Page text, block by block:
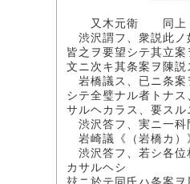
又木元衛 同上
渋沢謂フ、衆説此ノ
皆之ヲ要望シテ其立
文ニ次キ其条案ヲ陳
岩橋議ス、已ニ条案
シテ全璧ナル者トナ
サルヘカラス、要ス
渋沢答フ、実ニ一科
岩崎議《（岩橋カ）
渋沢答フ、若シ各位
カサルヘシ